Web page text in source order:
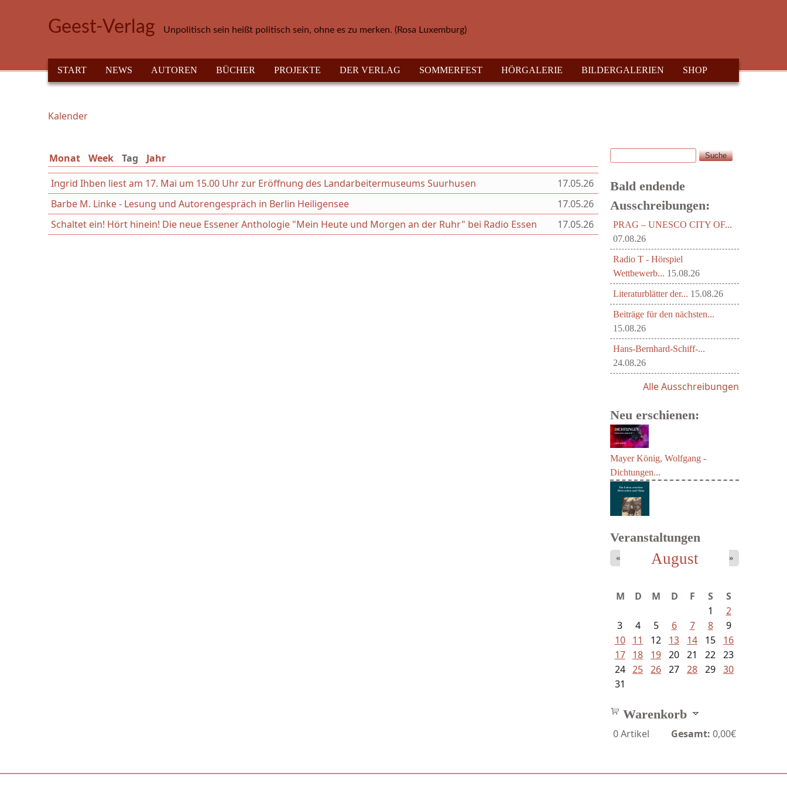
Geest-Verlag Unpolitisch sein heißt politisch sein, ohne es zu merken. (Rosa Luxemburg)
HAUPTMENÜ
START NEWS AUTOREN BÜCHER PROJEKTE DER VERLAG SOMMERFEST HÖRGALERIE BILDERGALERIEN SHOP
Sie sind hier
Kalender
Monat Week Tag (aktiver Reiter)
Jahr
Ingrid Ihben liest am 17. Mai um 15.00 Uhr zur Eröffnung des Landarbeitermuseums Suurhusen
17.05.26
Barbe M. Linke - Lesung und Autorengespräch in Berlin Heiligensee
17.05.26
Schaltet ein! Hört hinein! Die neue Essener Anthologie "Mein Heute und Morgen an der Ruhr" bei Radio Essen
17.05.26
Suchformular
Suche
Bald endende
Ausschreibungen:
PRAG – UNESCO CITY OF...
07.08.26
Radio T - Hörspiel
Wettbewerb... 15.08.26
Literaturblätter der... 15.08.26
Beiträge für den nächsten...
15.08.26
Hans-Bernhard-Schiff-...
24.08.26
Alle Ausschreibungen
Neu erschienen:
und...
Mayer König, Wolfgang -
Dichtungen...
Veranstaltungen
August
« »
M D M D F S
S
1
2
3
4 5 6 7 8
9
10
11 12 13 14 15
16
17
18 19 20 21 22 23
24 25 26 27 28 29 30
31
Warenkorb
0Artikel Gesamt: 0,00€